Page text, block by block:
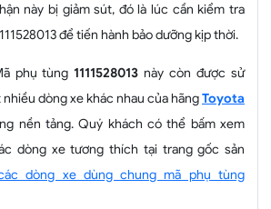
này bị giảm sút, đó là lúc cần kiểm tra
để tiến hành bảo dưỡng kịp thời.
phụ tùng1111528013 này còn được sử
dòng xe khác nhau của hãngToyota
nền tảng. Quý khách có thể bấm xem
dòng xe tương thích tại trang gốc sản
dòng xe dùng chung mã phụ tùng